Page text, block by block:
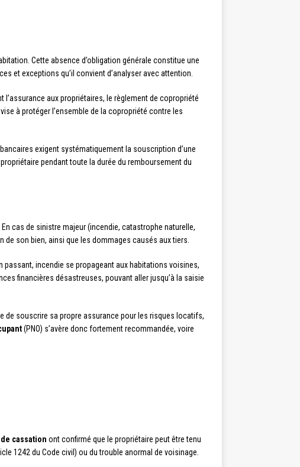
Cette absence d’obligation générale constitue une
et exceptions qu’il convient d’analyser avec attention.
l’assurance aux propriétaires, le règlement de copropriété
à protéger l’ensemble de la copropriété contre les
bancaires exigent systématiquement la souscription d’une
pendant toute la durée du remboursement du
cas de sinistre majeur (incendie, catastrophe naturelle,
son bien, ainsi que les dommages causés aux tiers.
passant, incendie se propageant aux habitations voisines,
financières désastreuses, pouvant aller jusqu’à la saisie
de souscrire sa propre assurance pour les risques locatifs,
(PNO) s’avère donc fortement recommandée, voire
cassation ont confirmé que le propriétaire peut être tenu
1242 du Code civil) ou du trouble anormal de voisinage.